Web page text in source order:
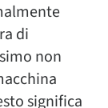
di
non
significa